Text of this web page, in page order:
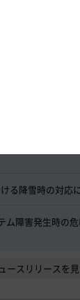
ンネル照明灯具落
プの経営上の課
に関する調査及
高架橋 塗装塗替
梁の耐震補強工
る降雪時の対応
ム障害発生時の
ースリリースを